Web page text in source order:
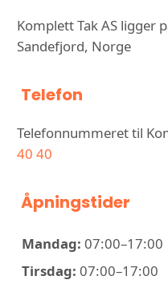
Komplett Tak AS ligger
Sandefjord, Norge
Telefon
Telefonnummeret til
40 40
Åpningstider
Mandag: 07:00–17:00
Tirsdag: 07:00–17:00